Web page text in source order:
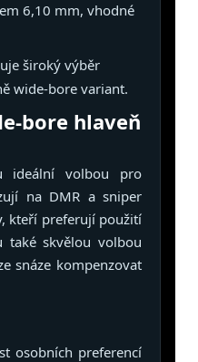
6,10 mm, vhodné
široký výběr
wide-bore variant.
bore hlaveň
ideální volbou pro
na DMR a sniper
kteří preferují použití
také skvělou volbou
snáze kompenzovat
osobních preferencí